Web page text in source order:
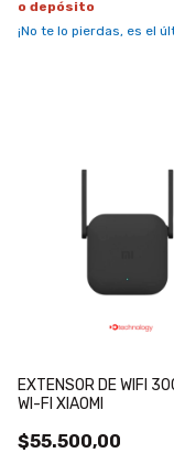
o depósito
¡No te lo pierdas, es el
EXTENSOR DE WIFI
WI-FI XIAOMI
$55.500,00